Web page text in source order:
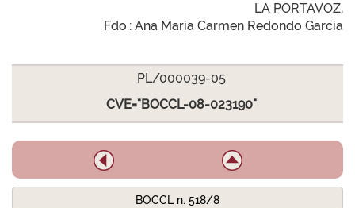
LA PORTAVOZ,
Fdo.: Ana María Carmen Redondo García
PL/000039-05
CVE="BOCCL-08-023190"
BOCCL n. 518/8